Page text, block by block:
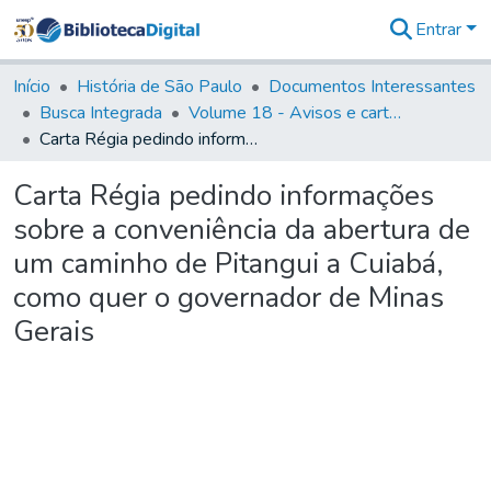
&
Coleções
Tudo na
Biblioteca
Estatísticas
Entrar
Início História de São Paulo
Documentos Interessantes
Busca Integrada
Volume 18 - Avisos e cartas régias (1714- 29)
Carta Régia pedindo informações sobre a conveniência da abertura de um caminho de Pitangui a Cuiabá, como quer o governador de Minas Gerais
Carta Régia pedindo informações
sobre a conveniência da abertura de
um caminho de Pitangui a Cuiabá,
como quer o governador de Minas
Gerais